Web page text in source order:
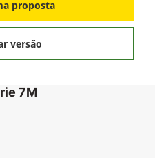
proposta
versão
7M